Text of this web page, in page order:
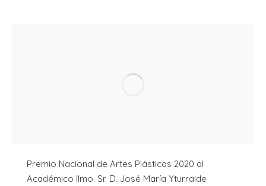
Premio Nacional de Artes Plásticas 2020 al
Académico Ilmo. Sr. D. José María Yturralde